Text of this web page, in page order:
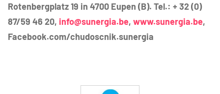
Rotenbergplatz 19 in 4700 Eupen (B). Tel.: + 32 (0)
87/59 46 20, info@sunergia.be, www.sunergia.be,
Facebook.com/chudoscnik.sunergia